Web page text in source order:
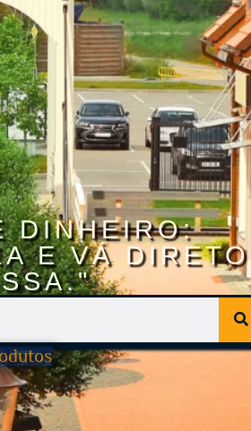
DINHEIRO:
E VÁ DIRETO